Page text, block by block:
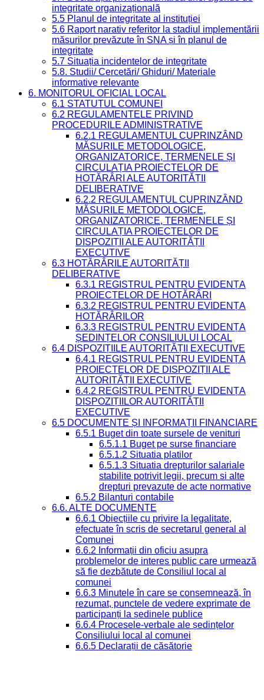
integritate organizațională
5.5 Planul de integritate al instituției
5.6 Raport narativ referitor la stadiul implementării
măsurilor prevăzute în SNA și în planul de
integritate
5.7 Situația incidentelor de integritate
5.8. Studii/ Cercetări/ Ghiduri/ Materiale
informative relevante
6. MONITORUL OFICIAL LOCAL
6.1 STATUTUL COMUNEI
6.2 REGULAMENTELE PRIVIND
PROCEDURILE ADMINISTRATIVE
6.2.1 REGULAMENTUL CUPRINZÂND
MĂSURILE METODOLOGICE,
ORGANIZATORICE, TERMENELE ȘI
CIRCULAȚIA PROIECTELOR DE
HOTĂRÂRI ALE AUTORITĂȚII
DELIBERATIVE
6.2.2 REGULAMENTUL CUPRINZÂND
MĂSURILE METODOLOGICE,
ORGANIZATORICE, TERMENELE ȘI
CIRCULAȚIA PROIECTELOR DE
DISPOZIȚII ALE AUTORITĂȚII
EXECUTIVE
6.3 HOTĂRÂRILE AUTORITĂȚII
DELIBERATIVE
6.3.1 REGISTRUL PENTRU EVIDENȚA
PROIECTELOR DE HOTĂRÂRI
6.3.2 REGISTRUL PENTRU EVIDENȚA
HOTĂRÂRILOR
6.3.3 REGISTRUL PENTRU EVIDENȚA
ȘEDINȚELOR CONSILIULUI LOCAL
6.4 DISPOZIȚIILE AUTORITĂȚII EXECUTIVE
6.4.1 REGISTRUL PENTRU EVIDENȚA
PROIECTELOR DE DISPOZIȚII ALE
AUTORITĂȚII EXECUTIVE
6.4.2 REGISTRUL PENTRU EVIDENȚA
DISPOZIȚIILOR AUTORITĂȚII
EXECUTIVE
6.5 DOCUMENTE ȘI INFORMAȚII FINANCIARE
6.5.1 Buget din toate sursele de venituri
6.5.1.1 Buget pe surse financiare
6.5.1.2 Situatia platilor
6.5.1.3 Situatia drepturilor salariale
stabilite potrivit legii, precum si alte
drepturi prevazute de acte normative
6.5.2 Bilanturi contabile
6.6. ALTE DOCUMENTE
6.6.1 Obiecțiile cu privire la legalitate,
efectuate în scris de secretarul general al
Comunei
6.6.2 Informații din oficiu asupra
problemelor de interes public care urmează
să fie dezbătute de Consiliul local al
comunei
6.6.3 Minutele în care se consemnează, în
rezumat, punctele de vedere exprimate de
participanți la ședinele publice
6.6.4 Procesele-verbale ale ședințelor
Consiliului local al comunei
6.6.5 Declarații de căsătorie